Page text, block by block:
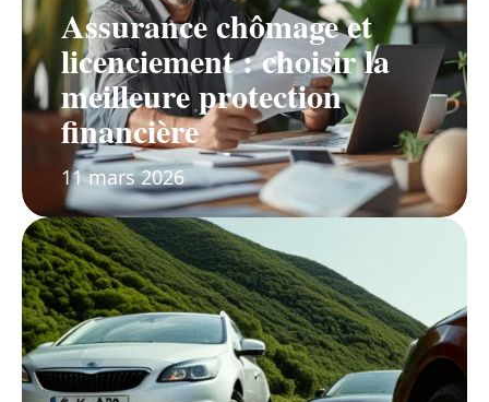
Assurance chômage et
licenciement : choisir la
meilleure protection
financière
11 mars 2026